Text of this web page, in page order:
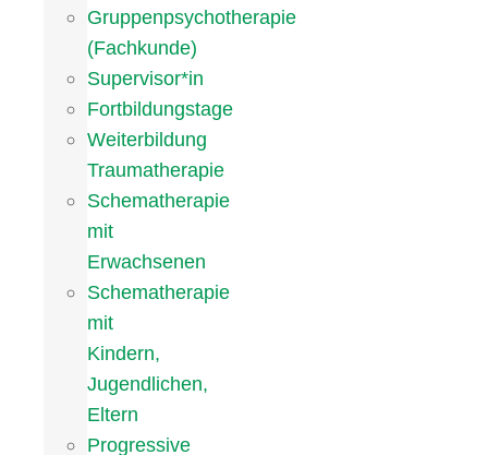
Gruppenpsychotherapie
(Fachkunde)
Supervisor*in
Fortbildungstage
Weiterbildung
Traumatherapie
Schematherapie
mit
Erwachsenen
Schematherapie
mit
Kindern,
Jugendlichen,
Eltern
Progressive